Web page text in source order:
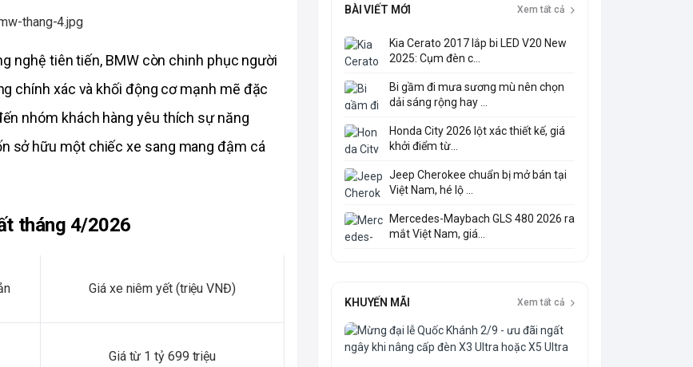
nghệ tiên tiến, BMW còn chinh phục người
chính xác và khối động cơ mạnh mẽ đặc
nhóm khách hàng yêu thích sự năng
sở hữu một chiếc xe sang mang đậm cá
tháng 4/2026
Giá xe niêm yết (triệu VNĐ)
Giá từ 1 tỷ 699 triệu
BÀI VIẾT MỚI Xem tất cả
Kia Cerato 2017 lắp bi LED V20 New
2025: Cụm đèn c...
Bi gầm đi mưa sương mù nên chọn
dải sáng rộng hay ...
Honda City 2026 lột xác thiết kế, giá
khởi điểm từ...
Jeep Cherokee chuẩn bị mở bán tại
Việt Nam, hé lộ ...
Mercedes-Maybach GLS 480 2026 ra
mắt Việt Nam, giá...
KHUYẾN MÃI Xem tất cả